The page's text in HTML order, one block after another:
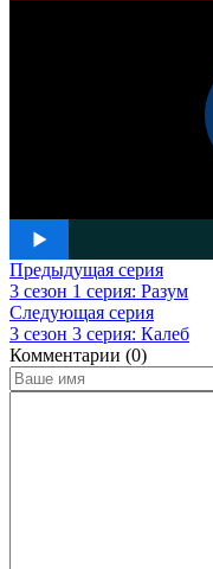
Предыдущая серия
3 сезон 1 серия: Разум
Следующая серия
3 сезон 3 серия: Калеб
Комментарии (0)